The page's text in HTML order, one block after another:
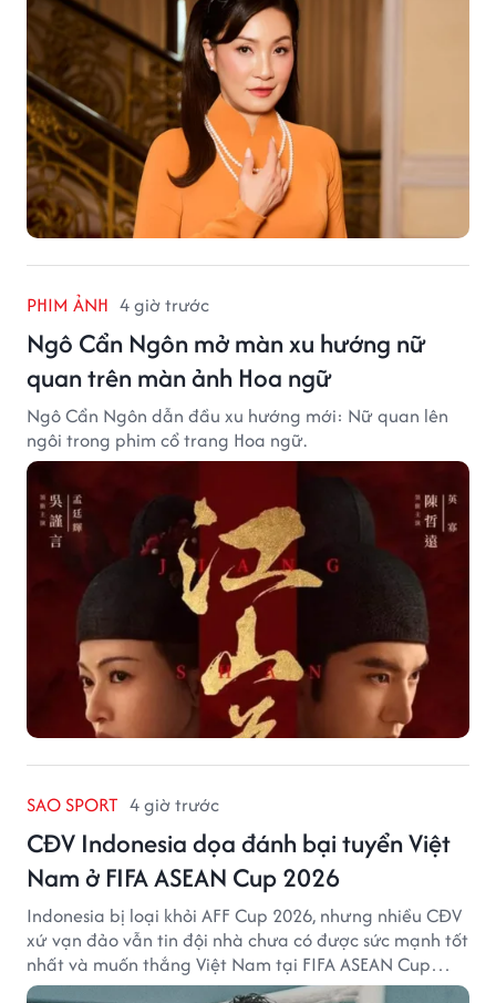
PHIM ẢNH 4 giờ trước
Ngô Cẩn Ngôn mở màn xu hướng nữ
quan trên màn ảnh Hoa ngữ
Ngô Cẩn Ngôn dẫn đầu xu hướng mới: Nữ quan lên
ngôi trong phim cổ trang Hoa ngữ.
SAO SPORT 4 giờ trước
CĐV Indonesia dọa đánh bại tuyển Việt
Nam ở FIFA ASEAN Cup 2026
Indonesia bị loại khỏi AFF Cup 2026, nhưng nhiều CĐV
xứ vạn đảo vẫn tin đội nhà chưa có được sức mạnh tốt
nhất và muốn thắng Việt Nam tại FIFA ASEAN Cup
2026.